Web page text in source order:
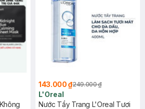
143.000 ₫249.000 ₫
L'Oreal
Nước Tẩy Trang L'Oreal Tươi